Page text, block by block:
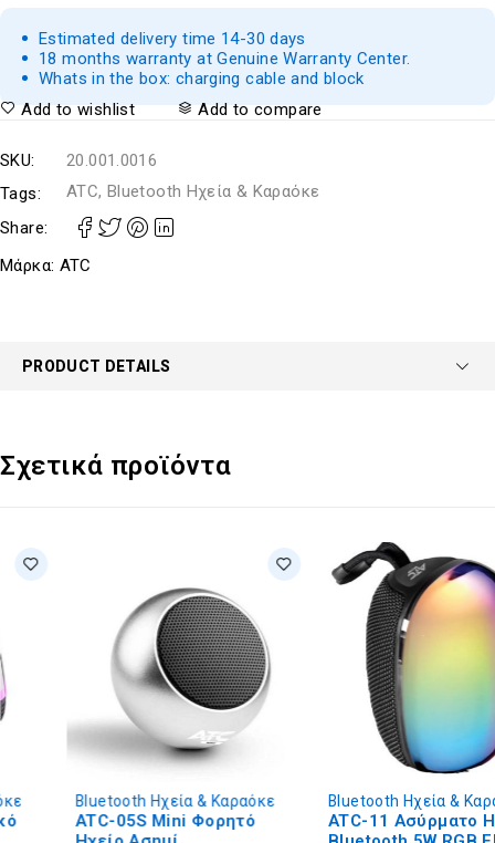
Estimated delivery time 14-30 days
18 months warranty at Genuine Warranty Center.
Whats in the box: charging cable and block
Add to wishlist
Add to compare
SKU:
20.001.0016
Tags:
ATC, Bluetooth Ηχεία & Καραόκε
Share:
Μάρκα: ATC
PRODUCT DETAILS
Σχετικά προϊόντα
Bluetooth Ηχεία & Καραόκε
ATC-05S Mini Φορητό
Bluetooth Ηχεία & Καραόκε
ATC-11 Ασύρματο Ηχείο